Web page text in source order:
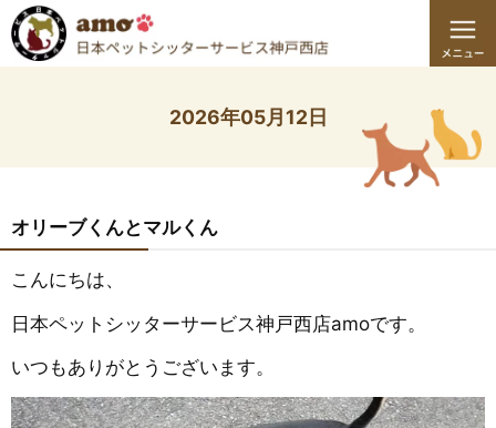
2026年05月12日
オリーブくんとマルくん
こんにちは、
日本ペットシッターサービス神戸西店amoです。
いつもありがとうございます。